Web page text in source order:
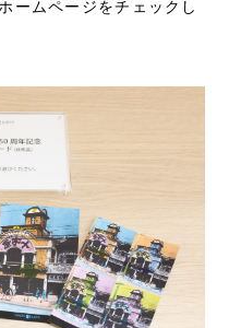
ームページをチェックし